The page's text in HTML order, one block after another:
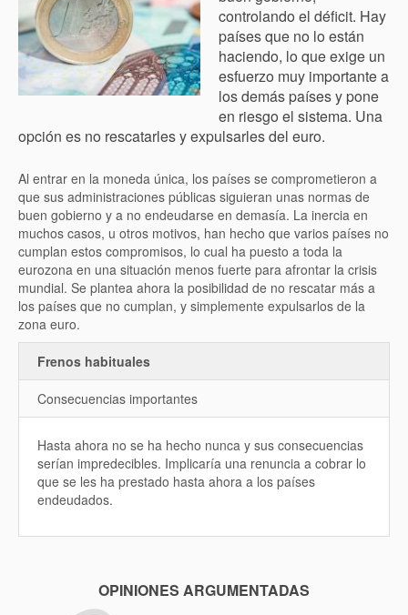
controlando el déficit. Hay
países que no lo están
haciendo, lo que exige un
esfuerzo muy importante a
los demás países y pone
en riesgo el sistema. Una
opción es no rescatarles y expulsarles del euro.
Al entrar en la moneda única, los países se comprometieron a
que sus administraciones públicas siguieran unas normas de
buen gobierno y a no endeudarse en demasía. La inercia en
muchos casos, u otros motivos, han hecho que varios países no
cumplan estos compromisos, lo cual ha puesto a toda la
eurozona en una situación menos fuerte para afrontar la crisis
mundial. Se plantea ahora la posibilidad de no rescatar más a
los países que no cumplan, y simplemente expulsarlos de la
zona euro.
Frenos habituales
Consecuencias importantes
Hasta ahora no se ha hecho nunca y sus consecuencias
serían impredecibles. Implicaría una renuncia a cobrar lo
que se les ha prestado hasta ahora a los países
endeudados.
OPINIONES ARGUMENTADAS